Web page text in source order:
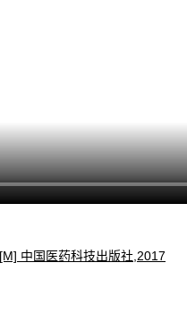
中国医药科技出版社,2017